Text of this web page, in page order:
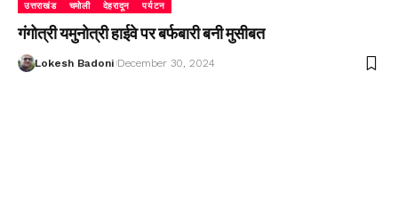
उत्तराखंड चमोली देहरादून पर्यटन
गंगोत्री यमुनोत्री हाईवे पर बर्फबारी बनी मुसीबत
Lokesh Badoni December 30, 2024